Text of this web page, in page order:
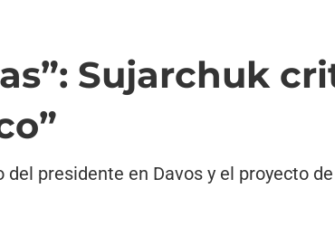
Sujarchuk
presidente en Davos y el proyecto